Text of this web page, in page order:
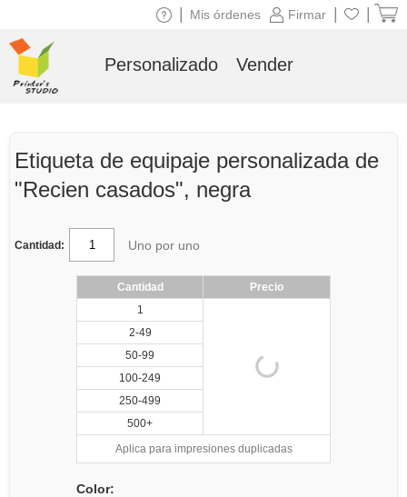
Etiqueta de equipaje personalizada de
"Recien casados", negra
Cantidad: Uno por uno
Cantidad
Precio
1
2-49
50-99
100-249
250-499
500+
Aplica para impresiones duplicadas
Color:
Firmar
Mis órdenes
Personalizado Vender